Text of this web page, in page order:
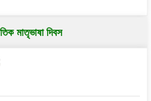
মাতৃভাষা দিবস